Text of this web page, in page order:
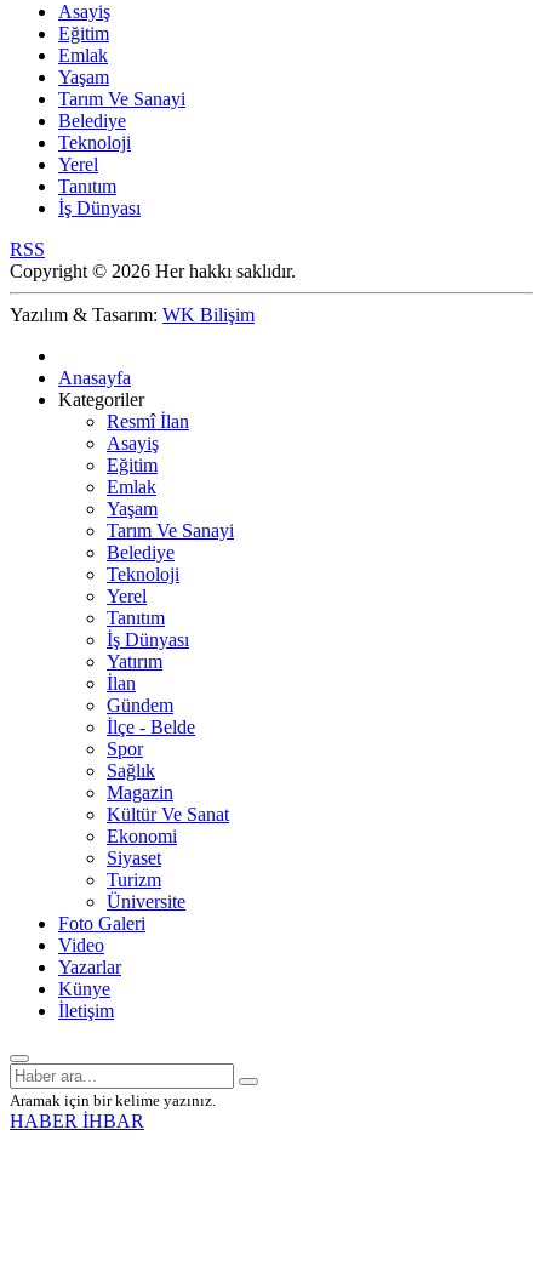
Asayiş
Eğitim
Emlak
Yaşam
Tarım Ve Sanayi
Belediye
Teknoloji
Yerel
Tanıtım
İş Dünyası
RSS
Copyright © 2026 Her hakkı saklıdır.
Yazılım & Tasarım: WK Bilişim
Anasayfa
Kategoriler
Resmî İlan
Asayiş
Eğitim
Emlak
Yaşam
Tarım Ve Sanayi
Belediye
Teknoloji
Yerel
Tanıtım
İş Dünyası
Yatırım
İlan
Gündem
İlçe - Belde
Spor
Sağlık
Magazin
Kültür Ve Sanat
Ekonomi
Siyaset
Turizm
Üniversite
Foto Galeri
Video
Yazarlar
Künye
İletişim
Aramak için bir kelime yazınız.
HABER İHBAR